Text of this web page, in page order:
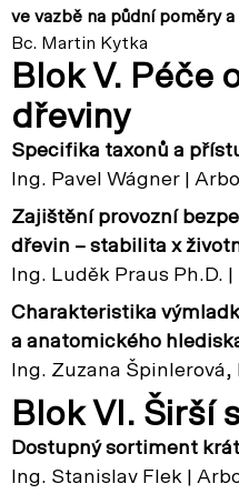
ve vazbě na půdní poměry
Bc. Martin Kytka
Blok V. Péče
dřeviny
Specifika taxonů a
Ing. Pavel Wágner |
Zajištění provozní
dřevin – stabilita x
Ing. Luděk Praus Ph.D.
Charakteristika
a anatomického
Ing. Zuzana
Blok VI. Širší
Dostupný sortiment
Ing. Stanislav Flek |